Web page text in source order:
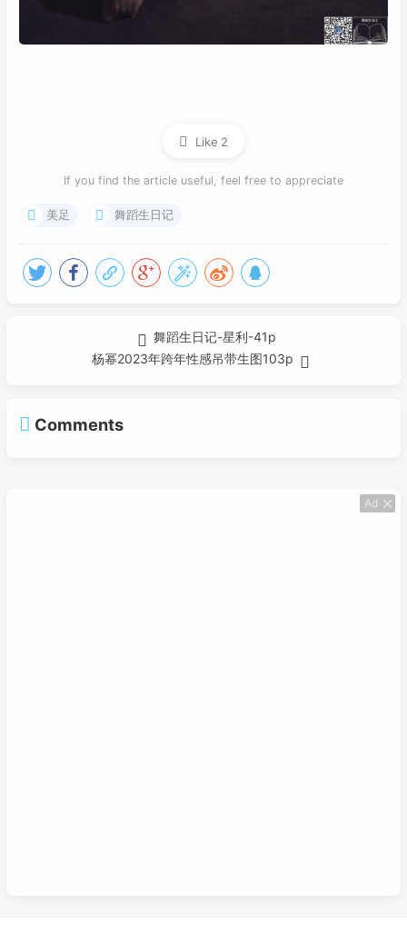
Like 2
If you find the article useful, feel free to appreciate
美足 舞蹈生日记
舞蹈生日记-星利-41p
杨幂2023年跨年性感吊带生图103p
Comments
Ad